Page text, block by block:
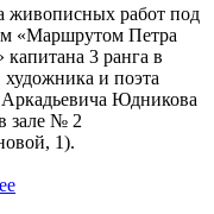
живописных работ под
«Маршрутом Петра
капитана 3 ранга в
художника и поэта
Юдникова
зале № 2
1).